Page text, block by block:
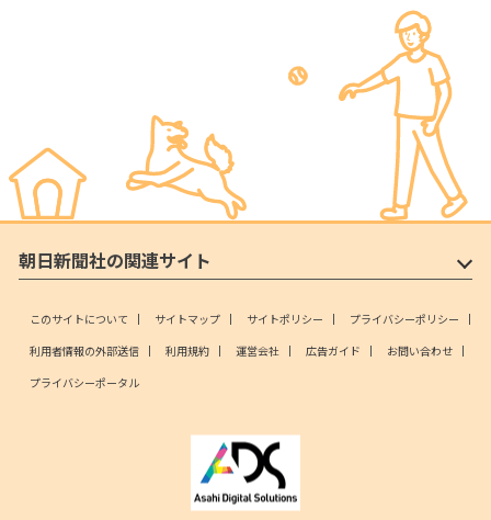
朝日新聞社の関連サイト
このサイトについて サイトマップ サイトポリシー
プライバシーポリシー
利用者情報の外部送信
利用規約 運営会社 広告ガイド
お問い合わせ
プライバシーポータル